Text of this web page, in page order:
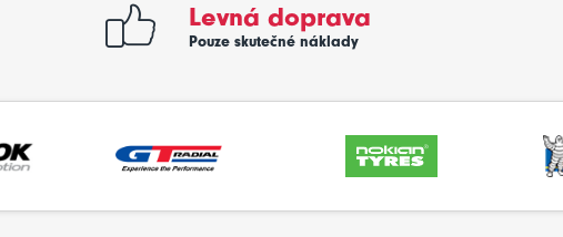
Levná doprava
Pouze skutečné náklady